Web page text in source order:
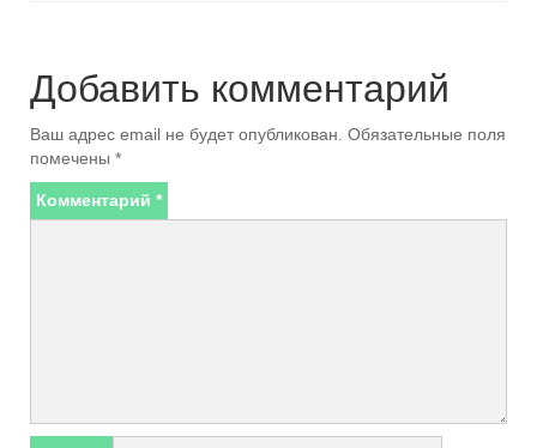
Добавить комментарий
Ваш адрес email не будет опубликован. Обязательные поля
помечены *
Комментарий *